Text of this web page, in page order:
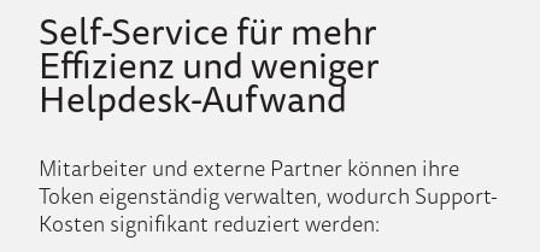
Self-Service für mehr
Effizienz und weniger
Helpdesk-Aufwand
Mitarbeiter und externe Partner können ihre
Token eigenständig verwalten, wodurch Support-
Kosten signifikant reduziert werden: